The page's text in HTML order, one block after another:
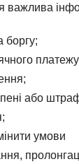
важлива
боргу;
або
умови